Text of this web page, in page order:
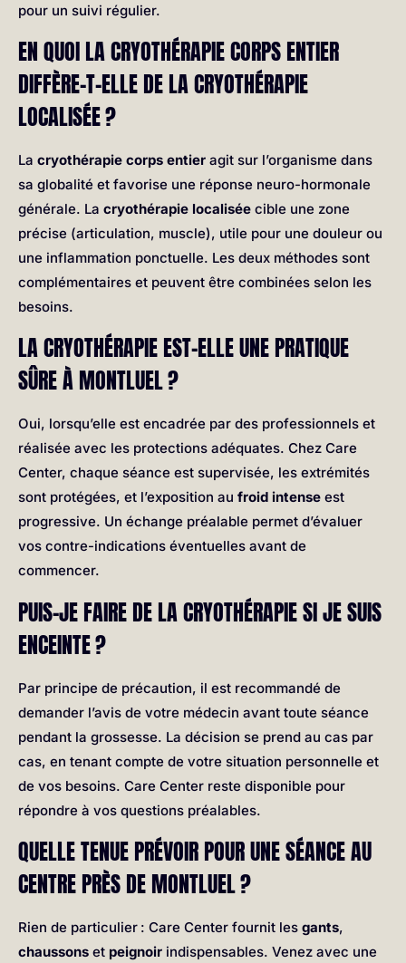
pour un suivi régulier.
EN QUOI LA CRYOTHÉRAPIE CORPS ENTIER
DIFFÈRE-T-ELLE DE LA CRYOTHÉRAPIE
LOCALISÉE ?
La cryothérapie corps entier agit sur l’organisme dans
sa globalité et favorise une réponse neuro-hormonale
générale. La cryothérapie localisée cible une zone
précise (articulation, muscle), utile pour une douleur ou
une inflammation ponctuelle. Les deux méthodes sont
complémentaires et peuvent être combinées selon les
besoins.
LA CRYOTHÉRAPIE EST-ELLE UNE PRATIQUE
SÛRE À MONTLUEL ?
Oui, lorsqu’elle est encadrée par des professionnels et
réalisée avec les protections adéquates. Chez Care
Center, chaque séance est supervisée, les extrémités
sont protégées, et l’exposition au froid intense est
progressive. Un échange préalable permet d’évaluer
vos contre-indications éventuelles avant de
commencer.
PUIS-JE FAIRE DE LA CRYOTHÉRAPIE SI JE SUIS
ENCEINTE ?
Par principe de précaution, il est recommandé de
demander l’avis de votre médecin avant toute séance
pendant la grossesse. La décision se prend au cas par
cas, en tenant compte de votre situation personnelle et
de vos besoins. Care Center reste disponible pour
répondre à vos questions préalables.
QUELLE TENUE PRÉVOIR POUR UNE SÉANCE AU
CENTRE PRÈS DE MONTLUEL ?
Rien de particulier : Care Center fournit les gants,
chaussons et peignoir indispensables. Venez avec une